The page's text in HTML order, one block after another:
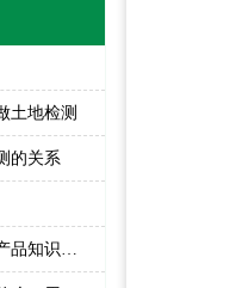
土地检测
的关系